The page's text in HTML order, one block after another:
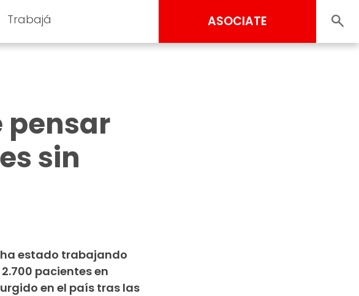
Trabajá ASOCIATE
pensar
sin
estado trabajando
pacientes en
en el país tras las